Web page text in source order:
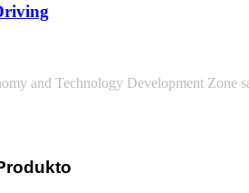
and Technology Development Zone